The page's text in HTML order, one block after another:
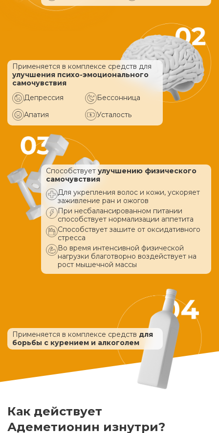
Применяется в комплексе средств для
улучшения психо-эмоционального
самочувствия
Депрессия
Бессонница
Апатия
Усталость
Способствует улучшению физического
самочувствия
Для укрепления волос и кожи, ускоряет
заживление ран и ожогов
При несбалансированном питании
способствует нормализации аппетита
Способствует зашите от оксидативного
стресса
Во время интенсивной физической
нагрузки благотворно воздействует на
рост мышечной массы
Применяется в комплексе средств для
борьбы с курением и алкоголем
Как действует
Адеметионин изнутри?